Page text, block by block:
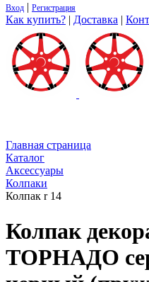
Вход | Регистрация
Как купить? | Доставка |
Главная страница
Каталог
Аксессуары
Колпаки
Колпак r 14
Колпак
ТОРНАДО